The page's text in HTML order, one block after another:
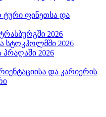
ფინეთსა და
2026
2026
2026
და კარიერის